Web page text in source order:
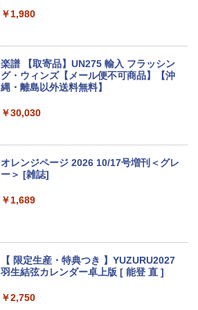
Core i5 富士通 LIFEBOOK A579/B メモ
る 7日保証 送料無料 2営業日以内に発送
￥17,980
dynabook B55 シリーズ 15.6インチ Co
re i5 第6世代 メモリ8 GSSD128G Wind
ows11 DVDドライブ Bluetooth HDMI O
ffice付き 中古パソコン 中古ノートPC 整
レビュー投稿 5年保証｜MS Office 2024
H&B 搭載｜中古 ノートパソコン Windo
ws11 Office付｜スペック Core i5 第7世
代 メモリ 8GB 大容量 HDD 500GB テン
3070 Micro 第9世代 Core i5 Windows1
DisplayPort WPS Office付き デスクト
ップパソコン ミニPC 中古パソコン 小型
コンパクト デスクトップPC
超得2,500円OFF&P2倍｜Windows11正
式対応｜楽天1位｜最大180日保証｜CPU
第8世代｜HP 中古デスクトップパソコン
Windows11 office付き｜メモリ8GB SS
crosoft office 第8世代以降｜セット購入
￥34,800
デスクトップパソコン Windows11 Offic
e付き パソコン 新品｜インテル 第14世代
サブディスプレイ デュアルモニター テレ
￥11,999
で】 モニター 27インチ 100Hz FHD VA
角度調整 高視野角 178° Adaptive-Sync
対応 MAXZEN MJM27CH02-F100
￥13,980
チ フルhd 高画質 100Hz VA ノングレア
非光沢 スピーカー内蔵 3年保証 ディスプ
レイ パソコンモニター PCモニター フル
ハイビジョン 21インチ 液晶モニター ア
イリスオーヤマ DT-JF *
￥1,980
楽譜 【取寄品】UN275 輸入 フラッシン
グ・ウィンズ【メール便不可商品】【沖
縄・離島以外送料無料】
￥30,030
オレンジページ 2026 10/17号増刊＜グレ
ー＞ [雑誌]
￥1,689
【 限定生産・特典つき 】YUZURU2027
羽生結弦カレンダー卓上版 [ 能登 直 ]
￥2,750